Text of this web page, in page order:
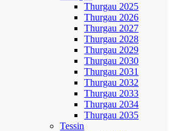
Thurgau 2025
Thurgau 2026
Thurgau 2027
Thurgau 2028
Thurgau 2029
Thurgau 2030
Thurgau 2031
Thurgau 2032
Thurgau 2033
Thurgau 2034
Thurgau 2035
Tessin